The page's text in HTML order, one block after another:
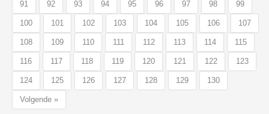
91 92 93 94 95 96 97 98 99
100 101 102 103 104 105 106 107
108 109 110 111 112 113 114 115
116 117 118 119 120 121 122 123
124 125 126 127 128 129 130
Volgende »